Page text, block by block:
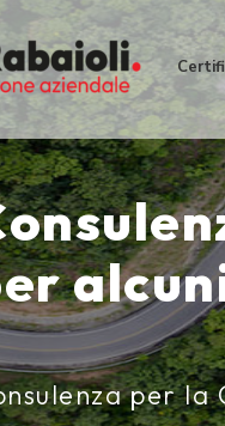
per la